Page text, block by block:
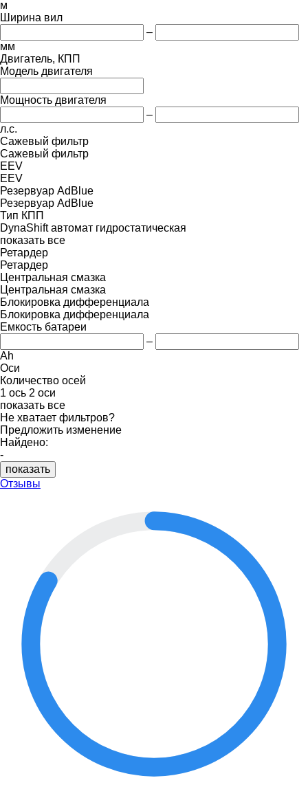
м
Ширина вил
–
мм
Двигатель, КПП
Модель двигателя
Мощность двигателя
–
л.с.
Сажевый фильтр
Сажевый фильтр
EEV
EEV
Резервуар AdBlue
Резервуар AdBlue
Тип КПП
DynaShift автомат гидростатическая
показать все
Ретардер
Ретардер
Центральная смазка
Центральная смазка
Блокировка дифференциала
Блокировка дифференциала
Емкость батареи
–
Ah
Оси
Количество осей
1 ось 2 оси
показать все
Не хватает фильтров?
Предложить изменение
Найдено:
-
показать
Отзывы